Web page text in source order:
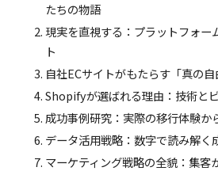
たちの物語
現実を直視する：プラットフォー
ト
自社ECサイトがもたらす「真の
Shopifyが選ばれる理由：技術と
成功事例研究：実際の移行体験か
データ活用戦略：数字で読み解く
マーケティング戦略の全貌：集客